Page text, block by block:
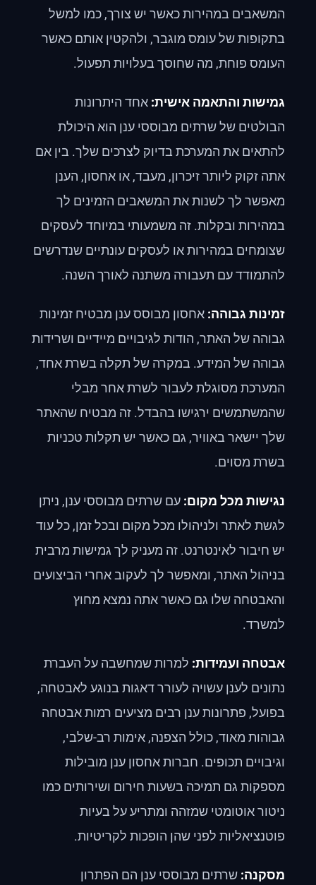
המשאבים במהירות כאשר יש צורך, כמו למשל
בתקופות של עומס מוגבר, ולהקטין אותם כאשר
העומס פוחת, מה שחוסך בעלויות תפעול.
גמישות והתאמה אישית:אחד היתרונות
הבולטים של שרתים מבוססי ענן הוא היכולת
להתאים את המערכת בדיוק לצרכים שלך. בין אם
אתה זקוק ליותר זיכרון, מעבד, או אחסון, הענן
מאפשר לך לשנות את המשאבים הזמינים לך
במהירות ובקלות. זה משמעותי במיוחד לעסקים
שצומחים במהירות או לעסקים עונתיים שנדרשים
להתמודד עם תעבורה משתנה לאורך השנה.
זמינות גבוהה:אחסון מבוסס ענן מבטיח זמינות
גבוהה של האתר, הודות לגיבויים מיידיים ושרידות
גבוהה של המידע. במקרה של תקלה בשרת אחד,
המערכת מסוגלת לעבור לשרת אחר מבלי
שהמשתמשים ירגישו בהבדל. זה מבטיח שהאתר
שלך יישאר באוויר, גם כאשר יש תקלות טכניות
בשרת מסוים.
נגישות מכל מקום:עם שרתים מבוססי ענן, ניתן
לגשת לאתר ולניהולו מכל מקום ובכל זמן, כל עוד
יש חיבור לאינטרנט. זה מעניק לך גמישות מרבית
בניהול האתר, ומאפשר לך לעקוב אחרי הביצועים
והאבטחה שלו גם כאשר אתה נמצא מחוץ
למשרד.
אבטחה ועמידות: למרות שמחשבה על העברת
נתונים לענן עשויה לעורר דאגות בנוגע לאבטחה,
בפועל, פתרונות ענן רבים מציעים רמות אבטחה
גבוהות מאוד, כולל הצפנה, אימות רב-שלבי,
וגיבויים תכופים. חברות אחסון ענן מובילות
מספקות גם תמיכה בשעות חירום ושירותים כמו
ניטור אוטומטי שמזהה ומתריע על בעיות
פוטנציאליות לפני שהן הופכות לקריטיות.
מסקנה:שרתים מבוססי ענן הם הפתרון